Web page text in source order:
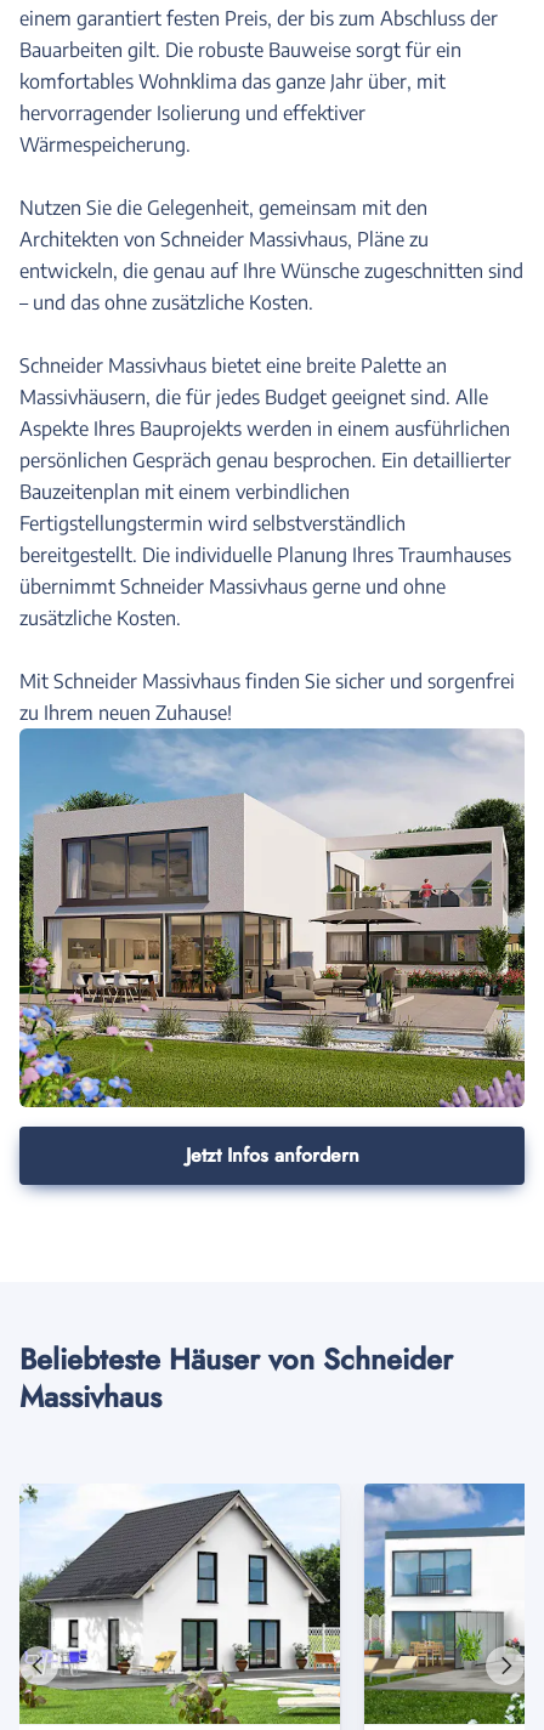
einem garantiert festen Preis, der bis zum Abschluss der
Bauarbeiten gilt. Die robuste Bauweise sorgt für ein
komfortables Wohnklima das ganze Jahr über, mit
hervorragender Isolierung und effektiver
Wärmespeicherung.
Nutzen Sie die Gelegenheit, gemeinsam mit den
Architekten von Schneider Massivhaus, Pläne zu
entwickeln, die genau auf Ihre Wünsche zugeschnitten sind
– und das ohne zusätzliche Kosten.
Schneider Massivhaus bietet eine breite Palette an
Massivhäusern, die für jedes Budget geeignet sind. Alle
Aspekte Ihres Bauprojekts werden in einem ausführlichen
persönlichen Gespräch genau besprochen. Ein detaillierter
Bauzeitenplan mit einem verbindlichen
Fertigstellungstermin wird selbstverständlich
bereitgestellt. Die individuelle Planung Ihres Traumhauses
übernimmt Schneider Massivhaus gerne und ohne
zusätzliche Kosten.
Mit Schneider Massivhaus finden Sie sicher und sorgenfrei
zu Ihrem neuen Zuhause!
Jetzt Infos anfordern
Beliebteste Häuser von Schneider
Massivhaus
Vorheriges
Haus
Haus